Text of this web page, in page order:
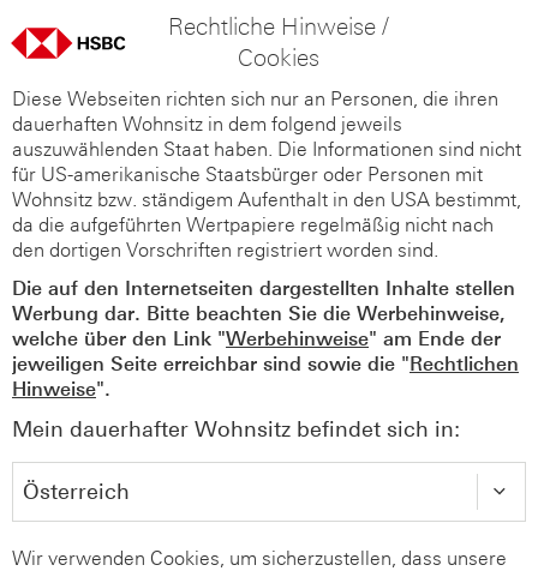
Rechtliche Hinweise /
Cookies
Diese Webseiten richten sich nur an Personen, die ihren
dauerhaften Wohnsitz in dem folgend jeweils
auszuwählenden Staat haben. Die Informationen sind nicht
für US-amerikanische Staatsbürger oder Personen mit
Wohnsitz bzw. ständigem Aufenthalt in den USA bestimmt,
da die aufgeführten Wertpapiere regelmäßig nicht nach
den dortigen Vorschriften registriert worden sind.
Die auf den Internetseiten dargestellten Inhalte stellen
Werbung dar. Bitte beachten Sie die Werbehinweise,
welche über den Link "Werbehinweise" am Ende der
jeweiligen Seite erreichbar sind sowie die "Rechtlichen
Hinweise".
Mein dauerhafter Wohnsitz befindet sich in:
Wir verwenden Cookies, um sicherzustellen, dass unsere